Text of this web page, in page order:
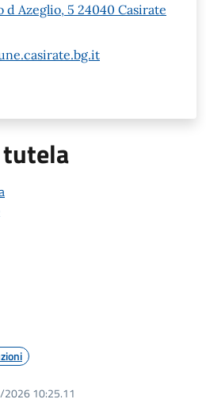
d Azeglio, 5 24040 Casirate
10:25.11